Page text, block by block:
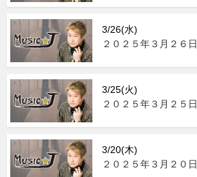
3/26(水)
２０２５年３月２６日
3/25(火)
２０２５年３月２５日
3/20(木)
２０２５年３月２０日